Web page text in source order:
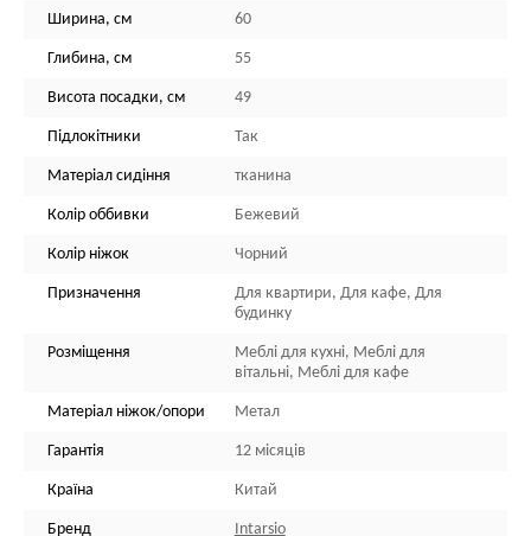
Ширина, см 60
Глибина, см 55
Висота посадки, см 49
Підлокітники Так
Матеріал сидіння тканина
Колір оббивки Бежевий
Колір ніжок Чорний
Призначення
Для квартири, Для кафе, Для
будинку
Розміщення
Меблі для кухні, Меблі для
вітальні, Меблі для кафе
Матеріал ніжок/опори Метал
Гарантія 12 місяців
Країна Китай
Бренд Intarsio